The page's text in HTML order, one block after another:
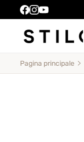
Pagina principale